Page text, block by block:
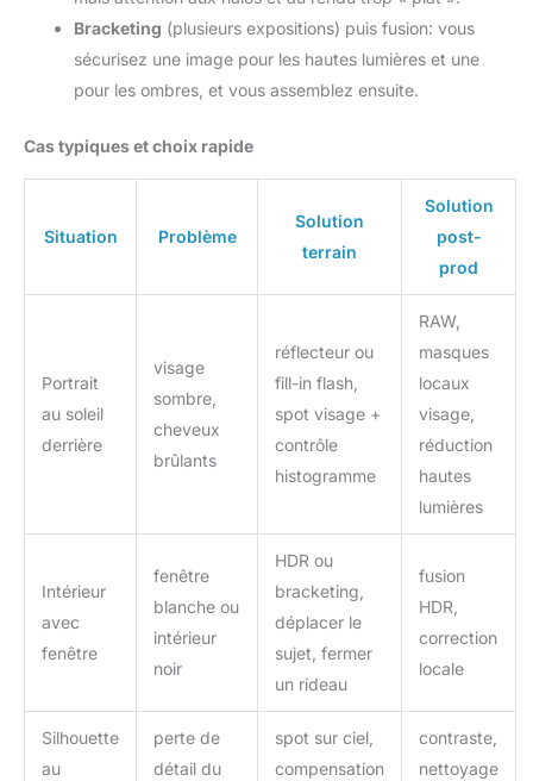
3000d 4000d, Canon EOS
Sony a850) Ce que vous
obtenez: Photoolex FK310 Flash
LCD speedlite * 1, sac de
d'emploi * 1, filtre de couleur *
12PCS, service à la clientèle 7 *
sont sombres, augmenter
puissance ou ISO ou ouvrir le
diaphragme 【Alimentation par
non incluses. Pour une
de batterie faible, support
alimentation externe CP-E4 pour
recyclage plus rapide,
économie d'énergie et
protection contre la surchauffe
Bracketing (plusieurs expositions) puis fusion: vous
sécurisez une image pour les hautes lumières et une
pour les ombres, et vous assemblez ensuite.
Cas typiques et choix rapide
Situation Problème
Solution
terrain
Solution
post-
prod
Portrait
au soleil
derrière
visage
sombre,
cheveux
brûlants
réflecteur ou
fill-in flash,
spot visage +
contrôle
histogramme
RAW,
masques
locaux
visage,
réduction
hautes
lumières
Intérieur
avec
fenêtre
fenêtre
blanche ou
intérieur
noir
HDR ou
bracketing,
déplacer le
sujet, fermer
un rideau
fusion
HDR,
correction
locale
Silhouette
au
perte de
détail du
spot sur ciel,
compensation
contraste,
nettoyage